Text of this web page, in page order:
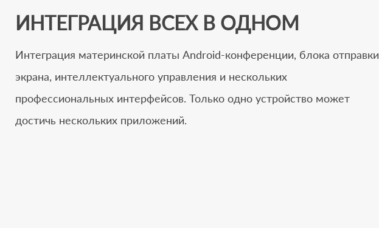
ИНТЕГРАЦИЯ ВСЕХ В ОДНОМ
Интеграция материнской платы Android-конференции, блока отправки
экрана, интеллектуального управления и нескольких
профессиональных интерфейсов. Только одно устройство может
достичь нескольких приложений.